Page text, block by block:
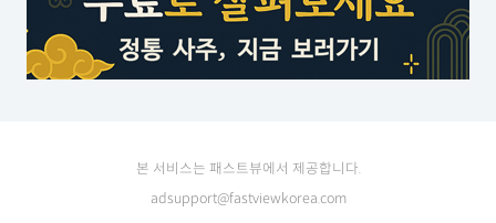
본 서비스는 패스트뷰에서 제공합니다.
adsupport@fastviewkorea.com